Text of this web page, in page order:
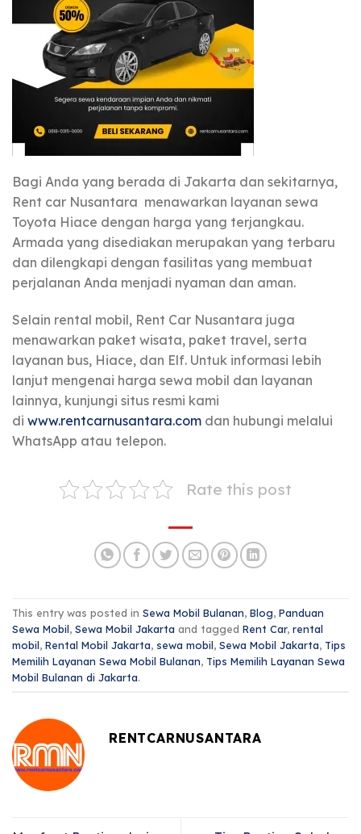
Bagi Anda yang berada di Jakarta dan sekitarnya,
Rent car Nusantara menawarkan layanan sewa
Toyota Hiace dengan harga yang terjangkau.
Armada yang disediakan merupakan yang terbaru
dan dilengkapi dengan fasilitas yang membuat
perjalanan Anda menjadi nyaman dan aman.
Selain rental mobil, Rent Car Nusantara juga
menawarkan paket wisata, paket travel, serta
layanan bus, Hiace, dan Elf. Untuk informasi lebih
lanjut mengenai harga sewa mobil dan layanan
lainnya, kunjungi situs resmi kami
di www.rentcarnusantara.com dan hubungi melalui
WhatsApp atau telepon.
Rate this post
This entry was posted in Sewa Mobil Bulanan, Blog, Panduan
Sewa Mobil, Sewa Mobil Jakarta and tagged Rent Car, rental
mobil, Rental Mobil Jakarta, sewa mobil, Sewa Mobil Jakarta, Tips
Memilih Layanan Sewa Mobil Bulanan, Tips Memilih Layanan Sewa
Mobil Bulanan di Jakarta.
RENTCARNUSANTARA